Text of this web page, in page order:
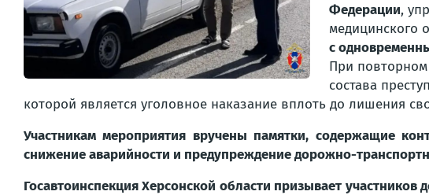
Федерации,
медицинского
с
При повторном
состава
которой является уголовное наказание вплоть до лишения
Участникам мероприятия вручены памятки, содержащие
снижение аварийности и предупреждение дорожно-
Госавтоинспекция Херсонской области призывает